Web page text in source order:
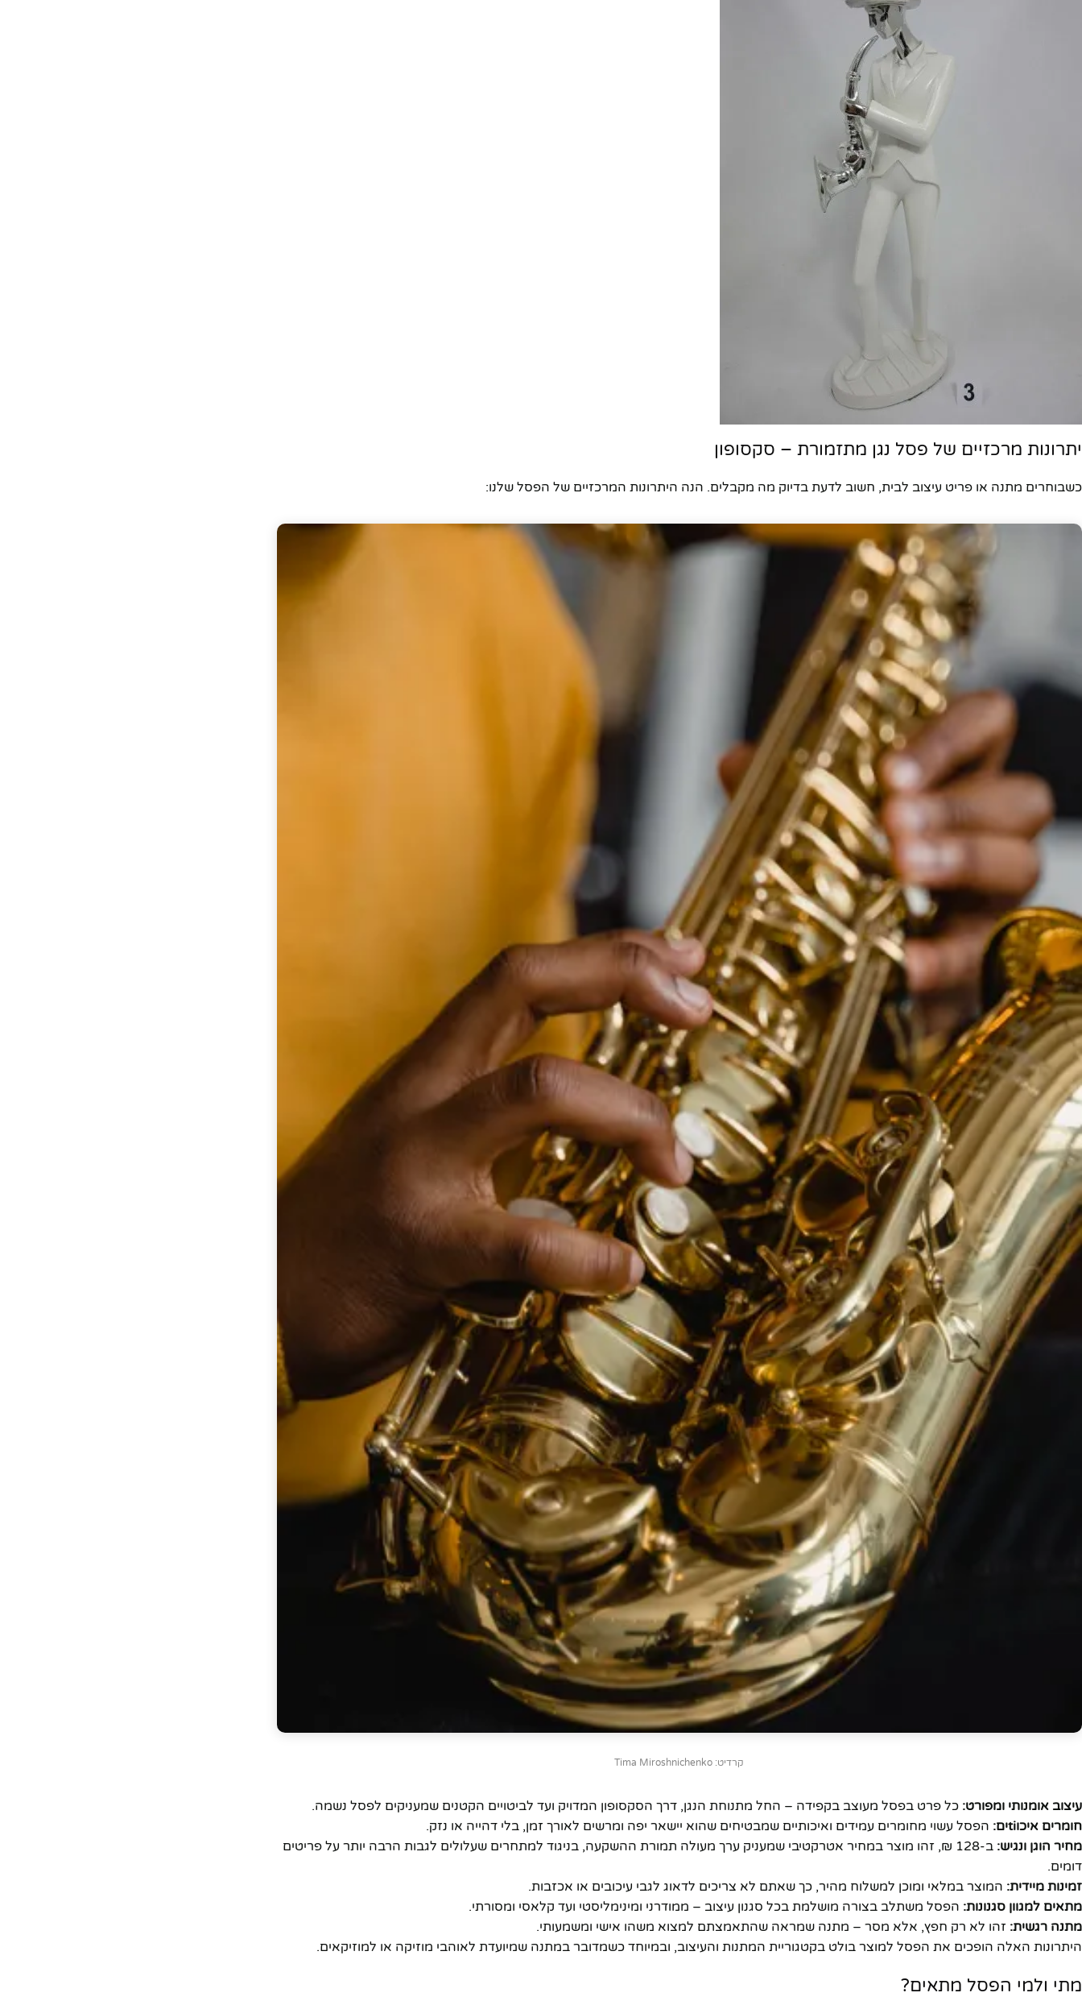
יתרונות מרכזיים של פסל נגן מתזמורת – סקסופון
כשבוחרים מתנה או פריט עיצוב לבית, חשוב לדעת בדיוק מה מקבלים. הנה היתרונות המרכזיים של הפסל שלנו:
קרדיט: Tima Miroshnichenko
עיצוב אומנותי ומפורט: כל פרט בפסל מעוצב בקפידה – החל מתנוחת הנגן, דרך הסקסופון המדויק ועד לביטויים הקטנים שמעניקים לפסל נשמה.
חומרים איכוtiים:
הפסל עשוי מחומרים עמידים ואיכותיים שמבטיחים שהוא יישאר יפה ומרשים לאורך זמן, בלי דהייה או נזק.
מחיר הוגן ונגיש:
ב-128 ₪, זהו מוצר במחיר אטרקטיבי שמעניק ערך מעולה תמורת ההשקעה, בניגוד למתחרים שעלולים לגבות הרבה יותר על פריטים
דומים.
זמינות מיידית: המוצר במלאי ומוכן למשלוח מהיר, כך שאתם לא צריכים לדאוג לגבי עיכובים או אכזבות.
מתאים למגוון סגנונות: הפסל משתלב בצורה מושלמת בכל סגנון עיצוב – ממודרני ומינימליסטי ועד קלאסי ומסורתי.
מתנה רגשית: זהו לא רק חפץ, אלא מסר – מתנה שמראה שהתאמצתם למצוא משהו אישי ומשמעותי.
היתרונות האלה הופכים את הפסל למוצר בולט בקטגוריית המתנות והעיצוב, ובמיוחד כשמדובר במתנה שמיועדת לאוהבי מוזיקה או למוזיקאים.
מתי ולמי הפסל מתאים?
אינסטגרם
יוטיוב